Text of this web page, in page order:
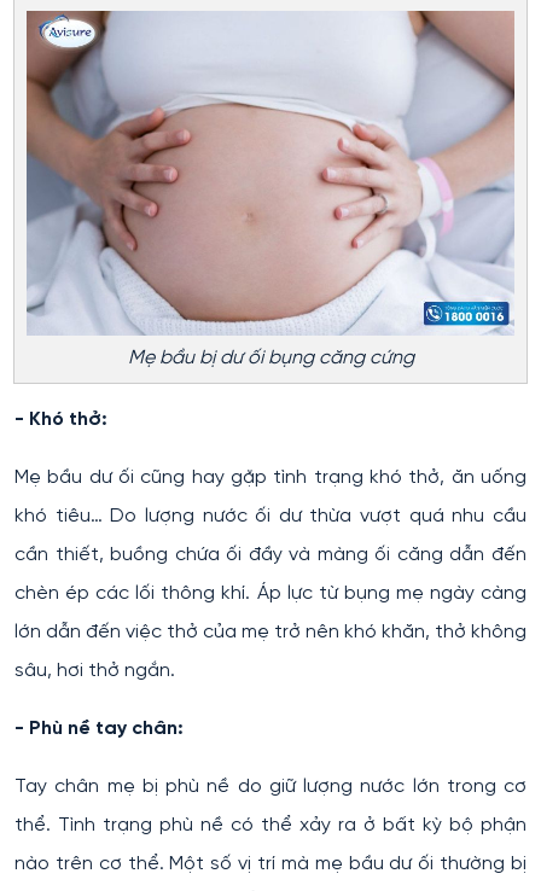
Mẹ bầu bị dư ối bụng căng cứng
- Khó thở:
Mẹ bầu dư ối cũng hay gặp tình trạng khó thở, ăn uống
khó tiêu… Do lượng nước ối dư thừa vượt quá nhu cầu
cần thiết, buồng chứa ối đầy và màng ối căng dẫn đến
chèn ép các lối thông khí. Áp lực từ bụng mẹ ngày càng
lớn dẫn đến việc thở của mẹ trở nên khó khăn, thở không
sâu, hơi thở ngắn.
- Phù nề tay chân:
Tay chân mẹ bị phù nề do giữ lượng nước lớn trong cơ
thể. Tình trạng phù nề có thể xảy ra ở bất kỳ bộ phận
nào trên cơ thể. Một số vị trí mà mẹ bầu dư ối thường bị